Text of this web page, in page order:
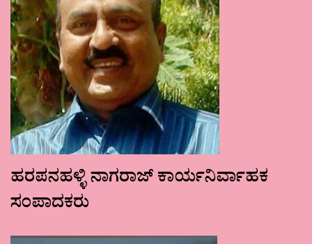
ಹರಪನಹಳ್ಳಿ ನಾಗರಾಜ್ ಕಾರ್ಯನಿರ್ವಾಹಕ
ಸಂಪಾದಕರು